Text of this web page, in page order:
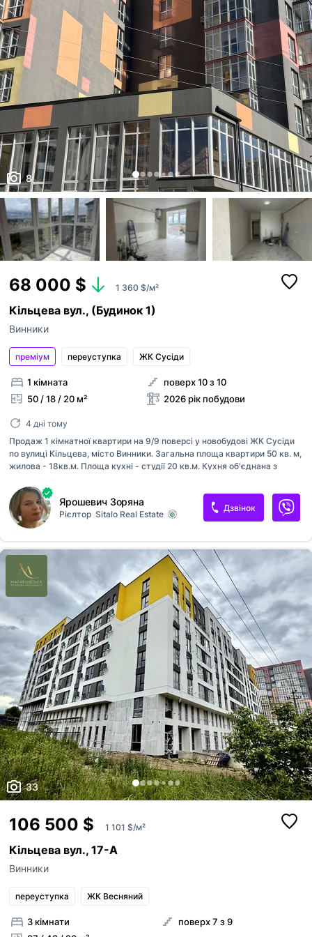
8
68 000 $ 1 360 $/м²
Кільцева вул., (Будинок 1)
Винники
преміум переуступка ЖК Сусіди
1 кімната
50 / 18 / 20 м²
поверх 10 з 10
2026 рік побудови
4 дні тому
Продаж 1 кімнатної квартири на 9/9 поверсі у новобудові ЖК Сусіди
по вулиці Кільцева, місто Винники. Загальна площа квартири 50 кв. м,
жилова - 18кв.м. Площа кухні - студії 20 кв.м. Кухня об'єднана з
вікна, підігрів підлоги. У квартирі зроблений ремонт. На стінах
декоративна штукатурка. Встановлені міжкімнатні двері, покладений
ламінат в кімнаті, натяжна стеля. Розведена електрика, встановлені
розетки , автомати Шнайдер, реле та ПЗВ. Будинок знаходиться у
затишному районі Винник з розвинутою інфраструктурою. Поруч
зупинка гром. транспорту, магазини, супермаркет, аптеки, школа,
дит. садочок тощо. Продаж по переуступці. Код об'єкта: 1...
Ярошевич Зоряна
Рієлтор Sitalo Real Estate
Дзвінок
33
106 500 $ 1 101 $/м²
Кільцева вул., 17-А
Винники
переуступка ЖК Весняний
3 кімнати
поверх 7 з 9